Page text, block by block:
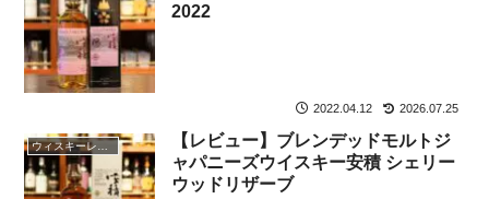
2022
2022.04.12 2026.07.25
【レビュー】ブレンデッドモルトジ
ャパニーズウイスキー安積 シェリー
ウッドリザーブ